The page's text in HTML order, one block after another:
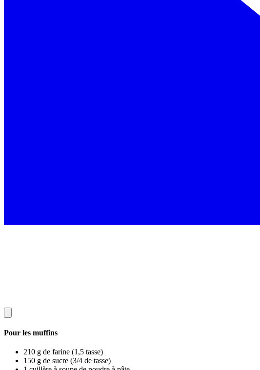
Pour les muffins
210 g de farine (1,5 tasse)
150 g de sucre (3/4 de tasse)